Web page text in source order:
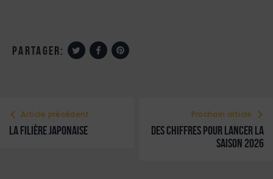
partager:
Article précédent
La filière japonaise
Prochain article
Des chiffres pour lancer la
saison 2026